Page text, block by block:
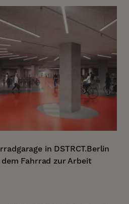
in DSTRCT.Berlin
Fahrrad zur Arbeit